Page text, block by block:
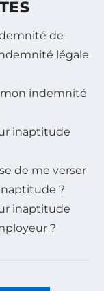
de
légale
indemnité
inaptitude
de me verser
?
inaptitude
?